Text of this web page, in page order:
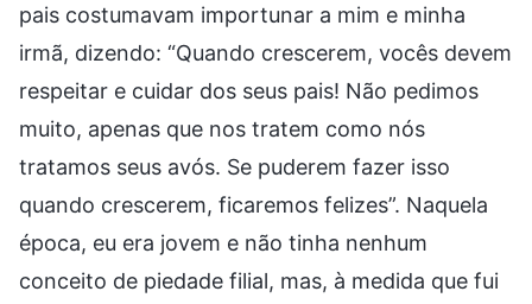
pais costumavam importunar a mim e minha
irmã, dizendo: “Quando crescerem, vocês devem
respeitar e cuidar dos seus pais! Não pedimos
muito, apenas que nos tratem como nós
tratamos seus avós. Se puderem fazer isso
quando crescerem, ficaremos felizes”. Naquela
época, eu era jovem e não tinha nenhum
conceito de piedade filial, mas, à medida que fui